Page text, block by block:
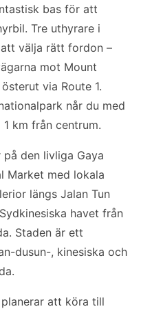
bas för att
Tre uthyrare i
välja rätt fordon –
mot Mount
via Route 1.
når du med
km från centrum.
den livliga Gaya
Market med lokala
längs Jalan Tun
havet från
Staden är ett
dusun-, kinesiska och
att köra till